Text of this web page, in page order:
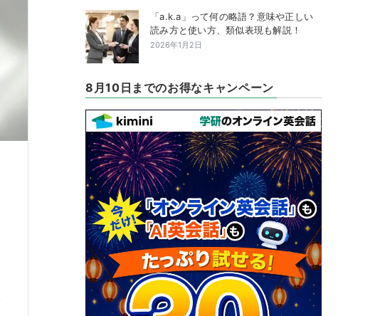
「a.k.a」って何の略語？意味や正しい
読み方と使い方、類似表現も解説！
2026年1月2日
8月10日までのお得なキャンペーン